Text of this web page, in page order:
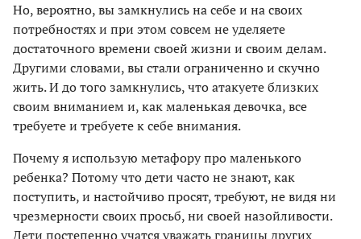
Но, вероятно, вы замкнулись на себе и на своих
потребностях и при этом совсем не уделяете
достаточного времени своей жизни и своим делам.
Другими словами, вы стали ограниченно и скучно
жить. И до того замкнулись, что атакуете близких
своим вниманием и, как маленькая девочка, все
требуете и требуете к себе внимания.
Почему я использую метафору про маленького
ребенка? Потому что дети часто не знают, как
поступить, и настойчиво просят, требуют, не видя ни
чрезмерности своих просьб, ни своей назойливости.
Дети постепенно учатся уважать границы других